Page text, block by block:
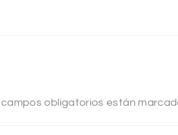
campos obligatorios están